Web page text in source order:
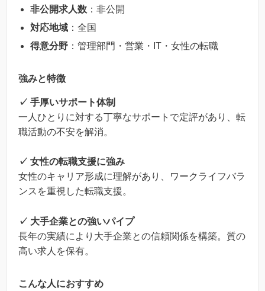
非公開求人数 ：非公開
対応地域 ：全国
得意分野 ：管理部門・営業・IT・女性の転職
強みと特徴
✓ 手厚いサポート体制
一人ひとりに対する丁寧なサポートで定評があり、転
職活動の不安を解消。
✓ 女性の転職支援に強み
女性のキャリア形成に理解があり、ワークライフバラ
ンスを重視した転職支援。
✓ 大手企業との強いパイプ
長年の実績により大手企業との信頼関係を構築。質の
高い求人を保有。
こんな人におすすめ